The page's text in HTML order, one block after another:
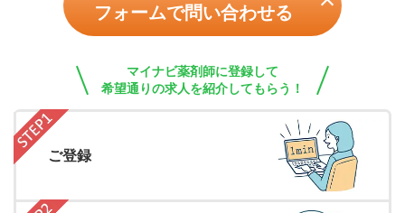
フォームで問い合わせる
マイナビ薬剤師に登録して
希望通りの求人を紹介してもらう！
ご登録